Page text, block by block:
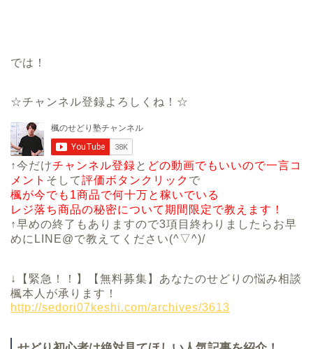
では！
☆チャンネル登録よろしくね！☆
↑今だけチャンネル登録と どの動画でもいいので一言コ
メント そして評価ボタンクリック で
楓が今でも1商品で何十万と稼いでいる
レジ落ち商品の秘密について期間限定で教えます！
↑早めの終了もありますので3項目終わりましたらお早
めにLINE@で教えてください(^▽^)/
↓【緊急！！】【無料募集】あなたのせどりの悩み相談
楓本人が承ります！
http://sedori07keshi.com/archives/3613